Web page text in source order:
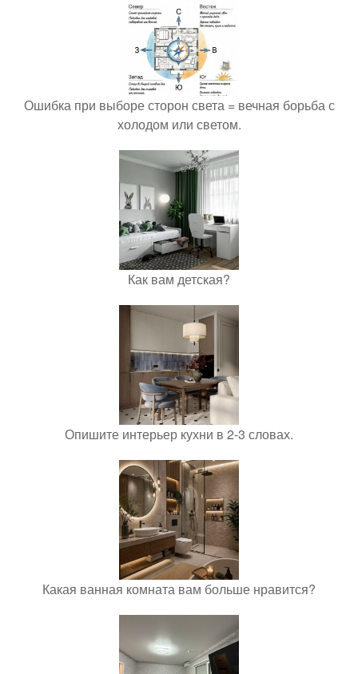
Ошибка при выборе сторон света = вечная борьба с
холодом или светом.
Как вам детская?
Опишите интерьер кухни в 2-3 словах.
Какая ванная комната вам больше нравится?